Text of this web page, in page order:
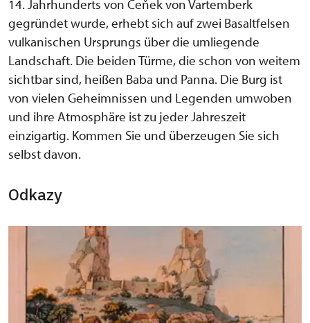
14. Jahrhunderts von Čeňek von Vartemberk
gegründet wurde, erhebt sich auf zwei Basaltfelsen
vulkanischen Ursprungs über die umliegende
Landschaft. Die beiden Türme, die schon von weitem
sichtbar sind, heißen Baba und Panna. Die Burg ist
von vielen Geheimnissen und Legenden umwoben
und ihre Atmosphäre ist zu jeder Jahreszeit
einzigartig. Kommen Sie und überzeugen Sie sich
selbst davon.
Odkazy